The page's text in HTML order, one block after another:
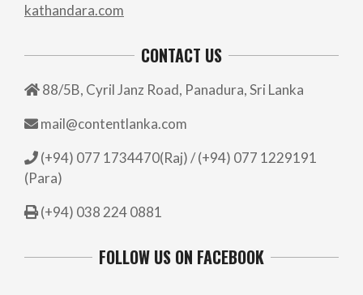
kathandara.com
CONTACT US
88/5B, Cyril Janz Road, Panadura, Sri Lanka
mail@contentlanka.com
(+94) 077 1734470(Raj) / (+94) 077 1229191
(Para)
(+94) 038 224 0881
FOLLOW US ON FACEBOOK